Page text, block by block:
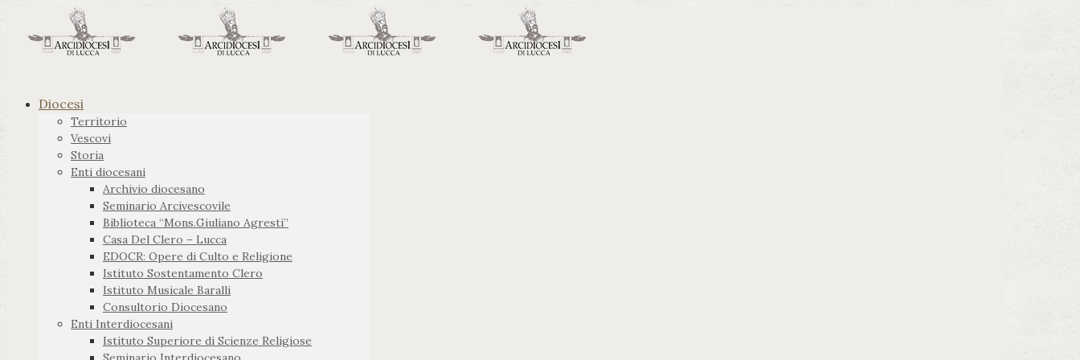
Diocesi
Territorio
Vescovi
Storia
Enti diocesani
Archivio diocesano
Seminario Arcivescovile
Biblioteca “Mons.Giuliano Agresti”
Casa Del Clero – Lucca
EDOCR: Opere di Culto e Religione
Istituto Sostentamento Clero
Istituto Musicale Baralli
Consultorio Diocesano
Enti Interdiocesani
Istituto Superiore di Scienze Religiose